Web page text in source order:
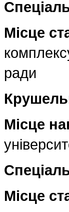
Місце
ради
Місце
Місце